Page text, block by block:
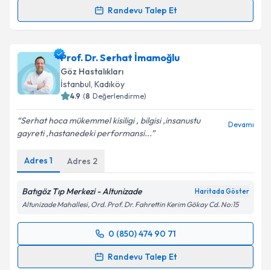
Randevu Talep Et
takvim hazırlandığında e-posta ile bilgilendireceğiz.
E-posta Adresiniz
Kişisel verilerimin işlenmesine ilişkin
kapsamda işlenmesini kabul ediyorum.
Takvim Talebini Gönder
Prof. Dr. Serhat İmamoğlu
Göz Hastalıkları
İstanbul, Kadıköy
4.9 (8 Değerlendirme)
Serhat hoca mükemmel kisiligi , bilgisi ,insanustu
gayreti ,hastanedeki performansi...
Devamı
Adres 1 Adres 2
Batıgöz Tıp Merkezi - Altunizade Haritada Göster
Altunizade Mahallesi, Ord. Prof. Dr. Fahrettin Kerim Gökay Cd. No:15
0 (850) 474 90 71
Randevu Talep Et
Randevu Takvimi Talebi